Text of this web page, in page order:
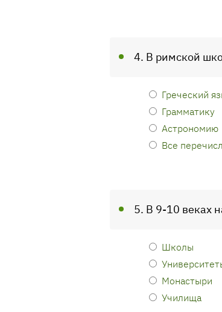
4. В римской
Греческий
Грамматику
Астрономию
Все
5. В 9-10 веках
Школы
Монастыри
Училища